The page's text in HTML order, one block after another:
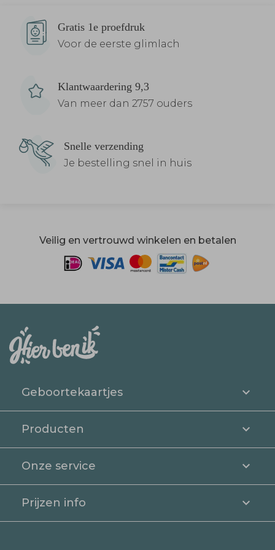
Gratis 1e proefdruk
Voor de eerste glimlach
Klantwaardering 9,3
Van meer dan 2757 ouders
Snelle verzending
Je bestelling snel in huis
Veilig en vertrouwd winkelen en betalen
Geboortekaartjes
Producten
Onze service
Prijzen info